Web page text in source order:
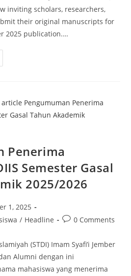
inviting scholars, researchers,
their original manuscripts for
2025 publication.…
Penerima
Semester Gasal
2025/2026
1, 2025
/ Headline
Post0 Comments
(STDI) Imam Syafi’i Jember
Alumni dengan ini
mahasiswa yang menerima